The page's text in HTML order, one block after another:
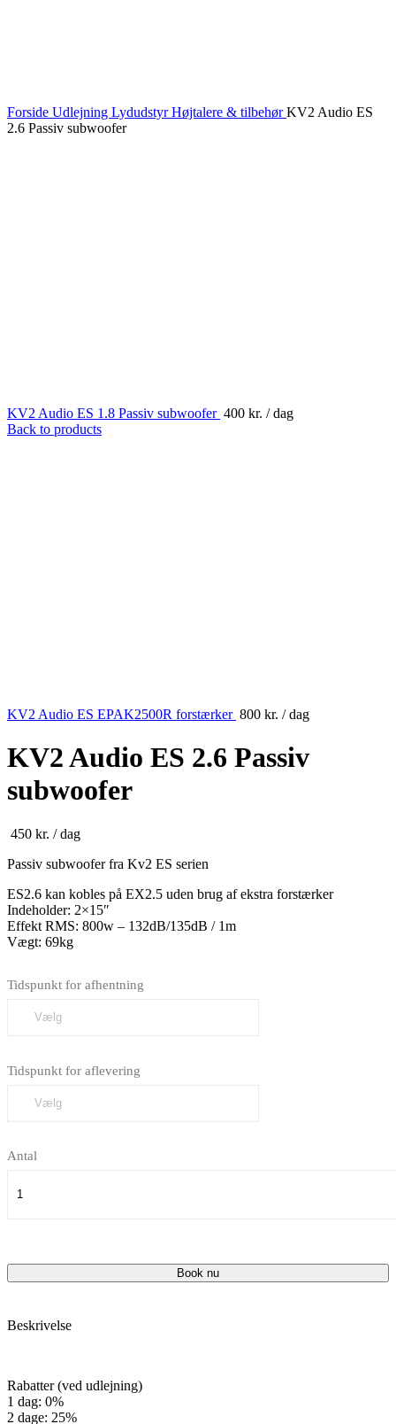
Forside Udlejning LydudstyrHøjtalere & tilbehørKV2 Audio ES
2.6 Passiv subwoofer
KV2 Audio ES 1.8 Passiv subwoofer 400 kr. / dag
Back to products
KV2 Audio ES EPAK2500R forstærker 800 kr. / dag
KV2 Audio ES 2.6 Passiv
subwoofer
450 kr. / dag
Passiv subwoofer fra Kv2 ES serien
ES2.6 kan kobles på EX2.5 uden brug af ekstra forstærker
Indeholder: 2×15″
Effekt RMS: 800w – 132dB/135dB / 1m
Vægt: 69kg
Tidspunkt for afhentning
Tidspunkt for aflevering
Antal
Book nu
Beskrivelse
Rabatter (ved udlejning)
1 dag: 0%
2 dage: 25%